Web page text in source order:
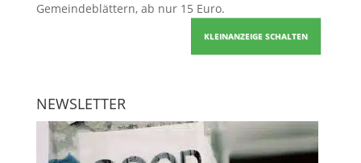
Gemeindeblättern, ab nur 15 Euro.
KLEINANZEIGE SCHALTEN
NEWSLETTER